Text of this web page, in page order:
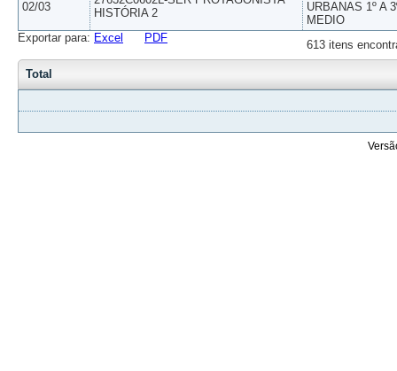
02/03
HISTÓRIA 2
URBANAS 1º A
MEDIO
613 itens
Exportar para: Excel PDF
Total